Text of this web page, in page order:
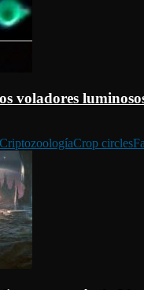
voladores
CriptozoologíaCrop circles